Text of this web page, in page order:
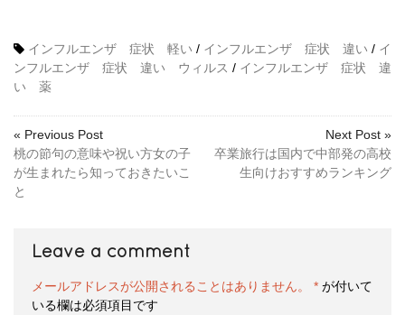
インフルエンザ 症状 軽い / インフルエンザ 症状 違い / イ
ンフルエンザ 症状 違い ウィルス / インフルエンザ 症状 違
い 薬
« Previous Post
桃の節句の意味や祝い方女の子
が生まれたら知っておきたいこ
と
Next Post »
卒業旅行は国内で中部発の高校
生向けおすすめランキング
Leave a comment
メールアドレスが公開されることはありません。 * が付いて
いる欄は必須項目です